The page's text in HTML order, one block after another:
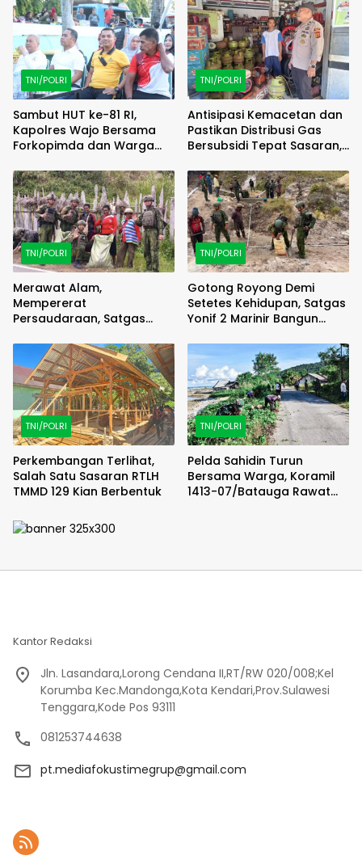
TNI/POLRI
Sambut HUT ke-81 RI,
Kapolres Wajo Bersama
Forkopimda dan Warga
Karung
TNI/POLRI
Antisipasi Kemacetan dan
Pastikan Distribusi Gas
Bersubsidi Tepat Sasaran,
Patroli
TNI/POLRI
Merawat Alam,
Mempererat
Persaudaraan, Satgas
Enarotali Wujudkan Paniai
Bersih, Indonesia Asri
TNI/POLRI
Gotong Royong Demi
Setetes Kehidupan, Satgas
Yonif 2 Marinir Bangun
Masyarakat Pasir Putih
TNI/POLRI
Perkembangan Terlihat,
Salah Satu Sasaran RTLH
TMMD 129 Kian Berbentuk
TNI/POLRI
Pelda Sahidin Turun
Bersama Warga, Koramil
1413-07/Batauga Rawat
Kantor Redaksi
Jln. Lasandara,Lorong Cendana II,RT/RW 020/008;Kel
Korumba Kec.Mandonga,Kota Kendari,Prov.Sulawesi
Tenggara,Kode Pos 93111
081253744638
pt.mediafokustimegrup@gmail.com